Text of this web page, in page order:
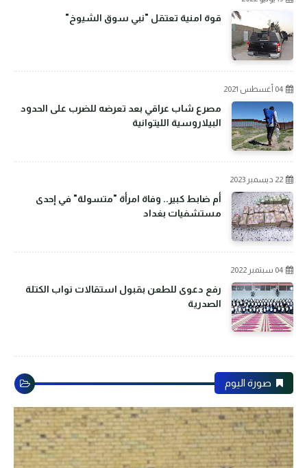
قوة امنية تعتقل "نبي سوق الشيوخ"
04 أغسطس 2021
مصرع شاب عراقي بعد تعرضه للضرب على الحدود
البيلاروسية الليتوانية
22 ديسمبر 2023
أم ضابط كبير.. وفاة امرأة "متسولة" في إحدى
مستشفيات بغداد
04 سبتمبر 2022
رفع دعوى للطعن بقبول استقالات نواب الكتلة
الصدرية
صورة اليوم